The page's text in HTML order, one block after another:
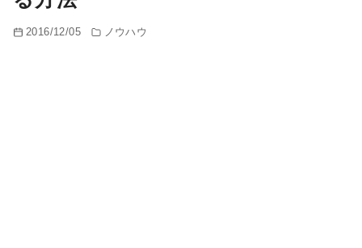
2016/12/05 ノウハウ